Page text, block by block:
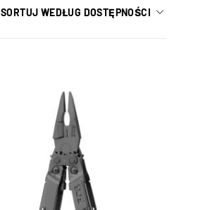
SORTUJ WEDŁUG DOSTĘPNOŚCI